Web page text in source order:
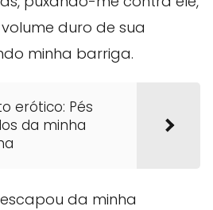
duro de sua
minha barriga.
erótico: Pés
da minha
da minha